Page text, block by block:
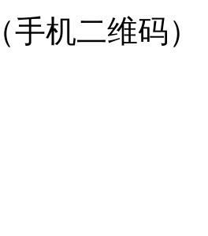
（手机二维码）